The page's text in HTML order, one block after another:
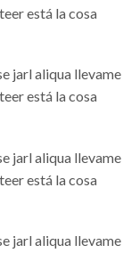
está la cosa
jarl aliqua llevame
está la cosa
jarl aliqua llevame
está la cosa
jarl aliqua llevame